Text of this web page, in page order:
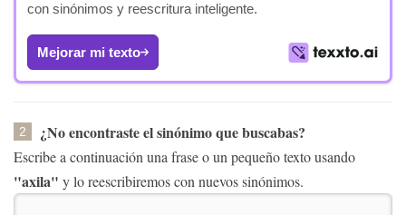
con sinónimos y reescritura inteligente.
Mejorar mi texto
2 ¿No encontraste el sinónimo que buscabas?
Escribe a continuación una frase o un pequeño texto usando
"axila" y lo reescribiremos con nuevos sinónimos.